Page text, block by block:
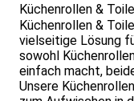
Küchenrollen &
Küchenrollen &
vielseitige Lösung
sowohl
einfach macht,
Unsere